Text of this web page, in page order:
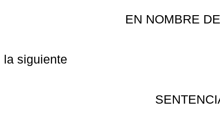
EN NOMBRE
la siguiente